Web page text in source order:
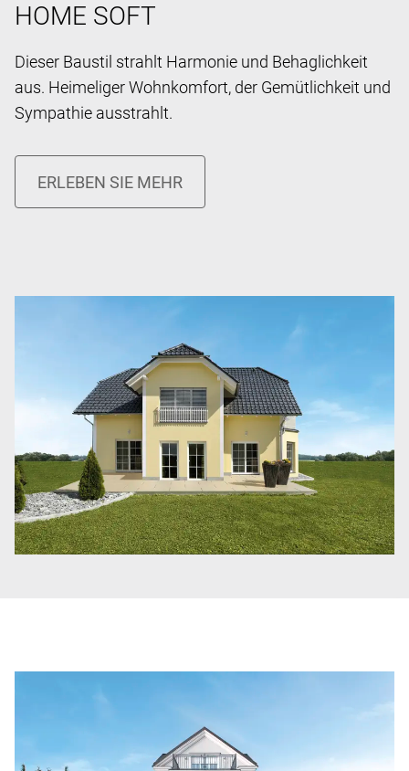
HOME SOFT
Dieser Baustil strahlt Harmonie und Behaglichkeit
aus. Heimeliger Wohnkomfort, der Gemütlichkeit und
Sympathie ausstrahlt.